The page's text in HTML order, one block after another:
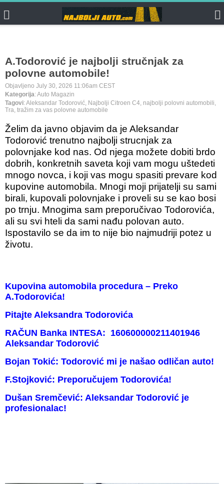
A.Todorović je najbolji stručnjak za
polovne automobile!
Objavljeno July 30, 2026 11:06am CEST
Kategorija: Auto Magazin
Tagovi: Aleksandar Todorović, Najbolji Citroen C4, najbolji polovni automobili,
Tra, tražim za vas polovne automobile
Želim da javno objavim da je Aleksandar
Todorović trenutno najbolji strucnjak za
polovnjake kod nas. Od njega možete dobiti brdo
dobrih, konkretnih saveta koji vam mogu uštedeti
mnogo novca, i koji vas mogu spasiti prevare kod
kupovine automobila. Mnogi moji prijatelji su sami
birali, kupovali polovnjake i proveli su se kao bosi
po trnju. Mnogima sam preporučivao Todorovića,
ali su svi hteli da sami nađu polovan auto.
Ispostavilo se da im to nije bio najmudriji potez u
životu.
Kupovina automobila procedura – Preko
A.Todorovića!
Pitajte Aleksandra Todorovića
RAČUN Banka INTESA: 160600000211401946
Aleksandar Todorović
Bojan Tokić: Todorović mi je našao odličan auto!
F.Stojković: Preporučujem Todorovića!
Dušan Sremčević: Aleksandar Todorović je
profesionalac!